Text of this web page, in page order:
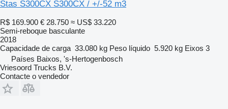
Stas S300CX S300CX / +/-52 m3
R$ 169.900 € 28.750 ≈ US$ 33.220
Semi-reboque basculante
2018
Capacidade de carga 33.080 kg Peso líquido 5.920 kg Eixos 3
Países Baixos, 's-Hertogenbosch
Vriesoord Trucks B.V.
Contacte o vendedor